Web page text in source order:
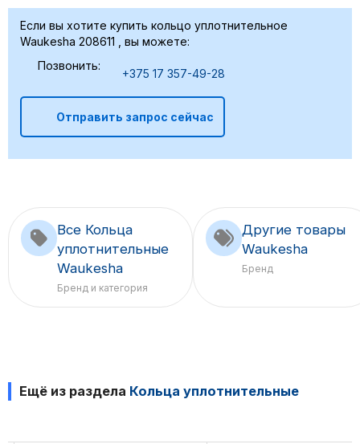
Если вы хотите купить кольцо уплотнительное
Waukesha 208611 , вы можете:
Позвонить:
+375 17 357-49-28
Отправить запрос сейчас
Все Кольца
уплотнительные
Waukesha
Бренд и категория
Другие товары
Waukesha
Бренд
Ещё из раздела Кольца уплотнительные